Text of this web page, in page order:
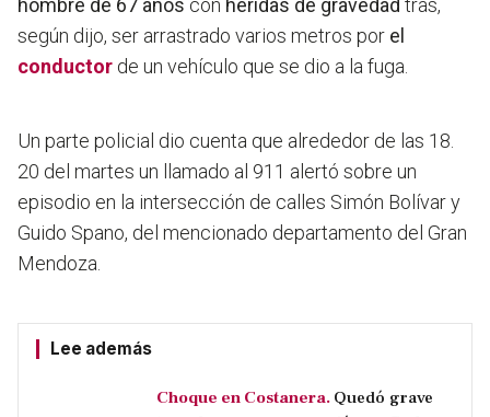
hombre de 67 años con heridas de gravedad tras,
según dijo, ser arrastrado varios metros por el
conductor de un vehículo que se dio a la fuga.
Un parte policial dio cuenta que alrededor de las 18.
20 del martes un llamado al 911 alertó sobre un
episodio en la intersección de calles Simón Bolívar y
Guido Spano, del mencionado departamento del Gran
Mendoza.
Lee además
Choque en Costanera. Quedó grave